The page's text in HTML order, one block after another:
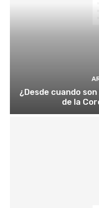
¿Desde cuando
de la